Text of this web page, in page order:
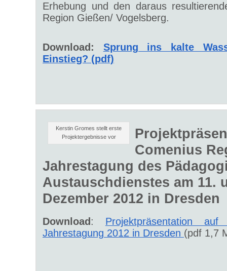
Erhebung und den daraus
Region Gießen/ Vogelsberg.
Download: Sprung ins kalte
Einstieg? (pdf)
Kerstin Gromes stellt erste
Projektergebnisse vor
Comenius
Jahrestagung des
Austauschdienstes am 11.
Dezember 2012 in Dresden
Download : Projektpräsentation
Jahrestagung 2012 in Dresden (pdf 1,7